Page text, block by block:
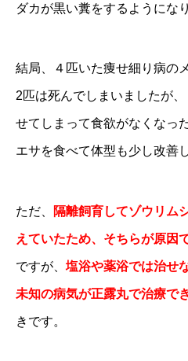
ダカが黒い糞をするようにな
結局、４匹いた痩せ細り病の
2匹は死んでしまいましたが
せてしまって食欲がなくなっ
エサを食べて体型も少し改善
ただ、 隔離飼育してゾウリム
えていたため、そちらが原因
ですが、 塩浴や薬浴では治せ
未知の病気が正露丸で治療で
きです。